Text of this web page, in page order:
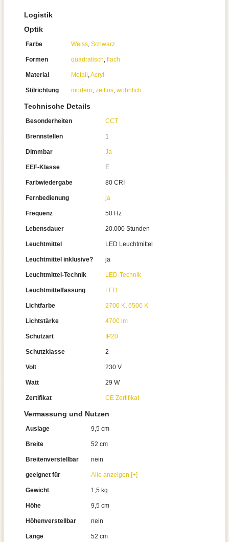
Logistik
Optik
Farbe Weiss, Schwarz
Formen quadratisch, flach
Material Metall ,Acryl
Stilrichtung modern, zeitlos, wohnlich
Technische Details
Besonderheiten CCT
Brennstellen 1
Dimmbar Ja
EEF-Klasse E
Farbwiedergabe 80 CRI
Fernbedienung ja
Frequenz 50 Hz
Lebensdauer 20.000 Stunden
Leuchtmittel LED Leuchtmittel
Leuchtmittel inklusive? ja
Leuchtmittel-Technik LED-Technik
Leuchtmittelfassung LED
Lichtfarbe 2700 K, 6500 K
Lichtstärke 4700 lm
Schutzart IP20
Schutzklasse 2
Volt 230 V
Watt 29 W
Zertifikat CE Zertifikat
Vermassung und Nutzen
Auslage 9,5 cm
Breite 52 cm
Breitenverstellbar nein
geeignet für Alle anzeigen [+]
Gewicht 1,5 kg
Höhe 9,5 cm
Höhenverstellbar nein
Länge 52 cm